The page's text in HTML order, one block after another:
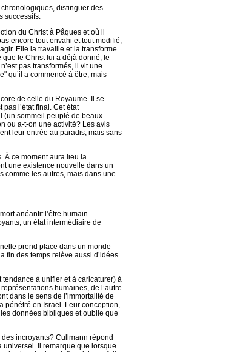
distinguer des
successifs.
du Christ à Pâques et où il
encore tout envahi et tout modifié;
Elle la travaille et la transforme
que le Christ lui a déjà donné, le
pas transformés, il vit une
qu’il a commencé à être, mais
de celle du Royaume. Il se
l’état final. Cet état
(un sommeil peuplé de beaux
ou a-t-on une activité? Les avis
leur entrée au paradis, mais sans
À ce moment aura lieu la
une existence nouvelle dans un
comme les autres, mais dans une
anéantit l’être humain
un état intermédiaire de
prend place dans un monde
fin des temps relève aussi d’idées
à unifier et à caricaturer) à
humaines, de l’autre
dans le sens de l’immortalité de
pénétré en Israël. Leur conception,
données bibliques et oublie que
incroyants? Cullmann répond
universel. Il remarque que lorsque